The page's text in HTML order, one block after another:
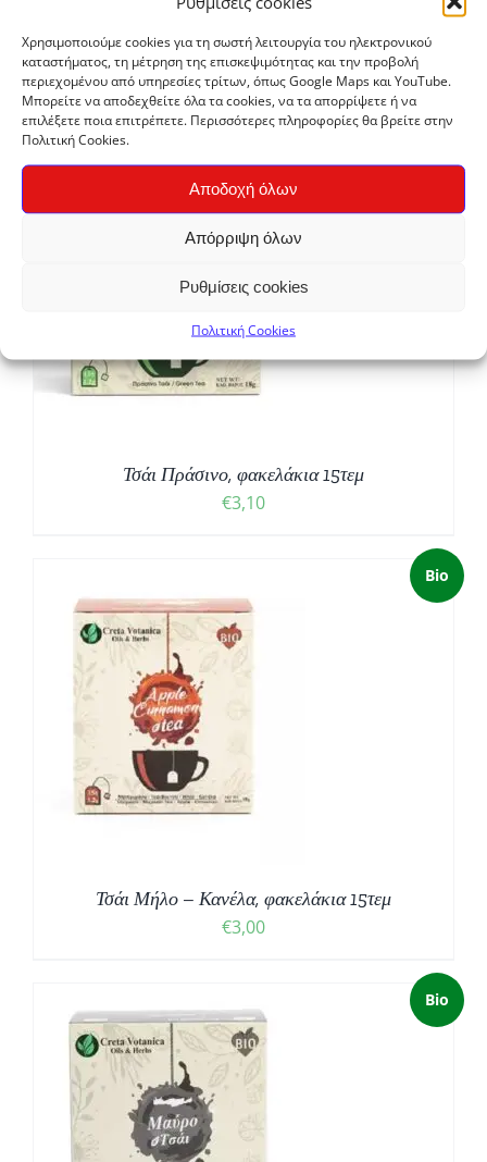
Χρησιμοποιούμε cookies για τη σωστή λειτουργία του ηλεκτρονικού
καταστήματος, τη μέτρηση της επισκεψιμότητας και την προβολή
περιεχομένου από υπηρεσίες τρίτων, όπως Google Maps και YouTube.
Μπορείτε να αποδεχθείτε όλα τα cookies, να τα απορρίψετε ή να
επιλέξετε ποια επιτρέπετε. Περισσότερες πληροφορίες θα βρείτε στην
Πολιτική Cookies.
Αποδοχή όλων
Απόρριψη όλων
Ρυθμίσεις cookies
Πολιτική Cookies
Τσάι Εξωτικά Φρούτα, φακελάκια 15τεμ
€3,20
Τσάι Πράσινο, φακελάκια 15τεμ
€3,10
Bio
Τσάι Μήλο – Κανέλα, φακελάκια 15τεμ
€3,00
Bio